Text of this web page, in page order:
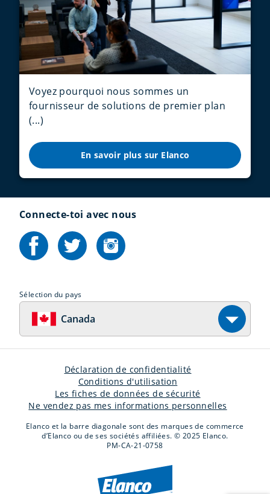
Voyez pourquoi nous sommes un
fournisseur de solutions de premier plan
(...)
En savoir plus sur Elanco
Connecte-toi avec nous
Sélection du pays
Canada
Déclaration de confidentialité
Conditions d'utilisation
Les fiches de données de sécurité
Ne vendez pas mes informations personnelles
Elanco et la barre diagonale sont des marques de commerce
d’Elanco ou de ses sociétés affiliées. © 2025 Elanco.
PM-CA-21-0758